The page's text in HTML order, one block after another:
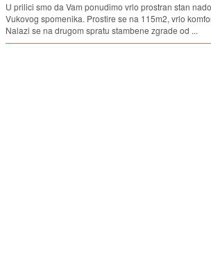
U prilici smo da Vam ponudimo vrlo prostran stan
Vukovog spomenika. Prostire se na 115m2, vrlo
Nalazi se na drugom spratu stambene zgrade od ...